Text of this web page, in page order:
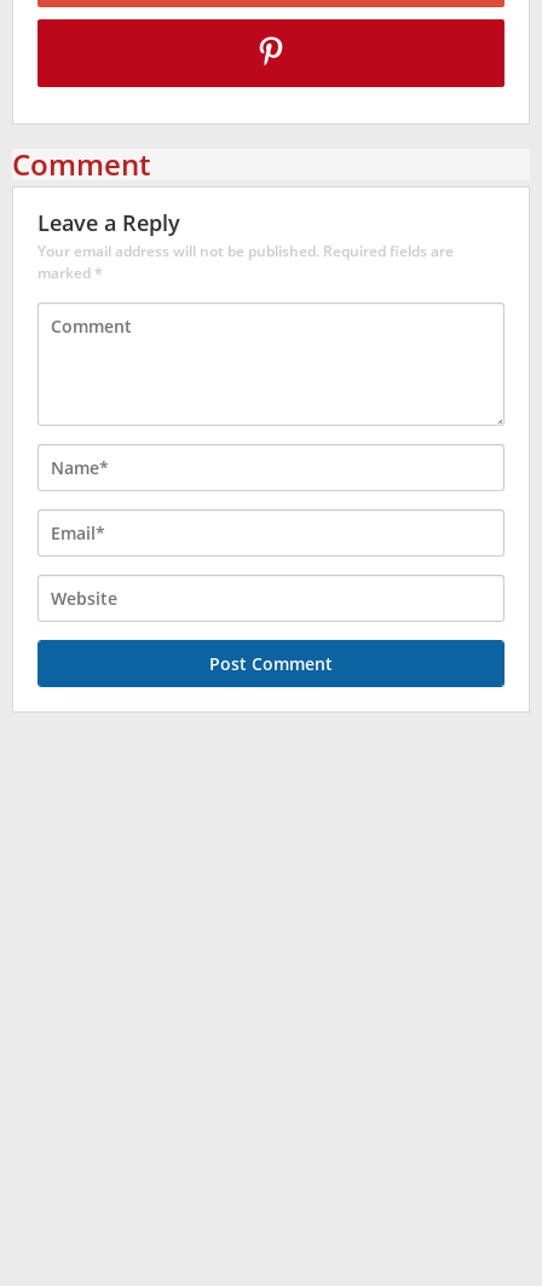
Comment
Leave a Reply
Your email address will not be published. Required fields are
marked*